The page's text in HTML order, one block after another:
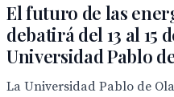
El futuro de las
debatirá del 13 al 15
Universidad Pablo
La Universidad Pablo de